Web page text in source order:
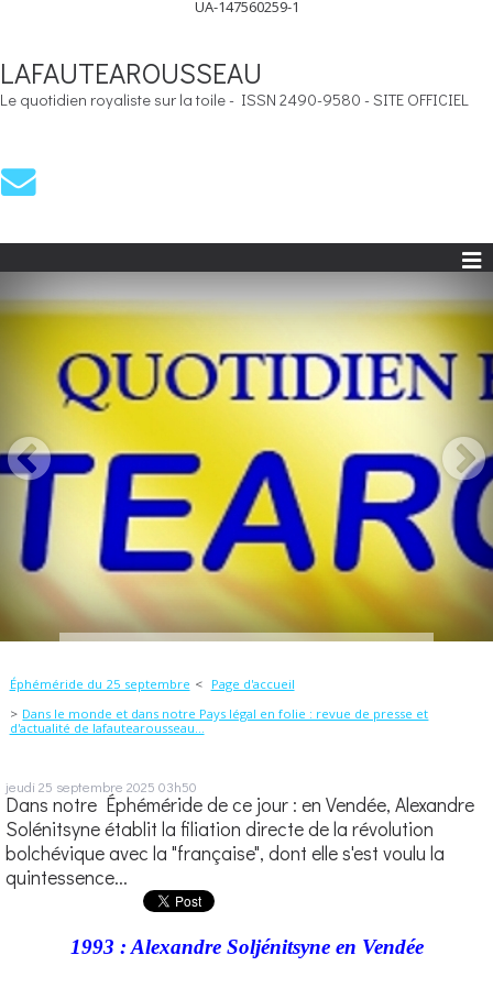
UA-147560259-1
LAFAUTEAROUSSEAU
Le quotidien royaliste sur la toile - ISSN 2490-9580 - SITE OFFICIEL
Éphéméride du 25 septembre
Page d'accueil
Dans le monde et dans notre Pays légal en folie : revue de presse et
d'actualité de lafautearousseau...
jeudi 25 septembre 2025 03h50
Dans notre Éphéméride de ce jour : en Vendée, Alexandre
Solénitsyne établit la filiation directe de la révolution
bolchévique avec la "française", dont elle s'est voulu la
quintessence...
1993 : Alexandre Soljénitsyne en Vendée